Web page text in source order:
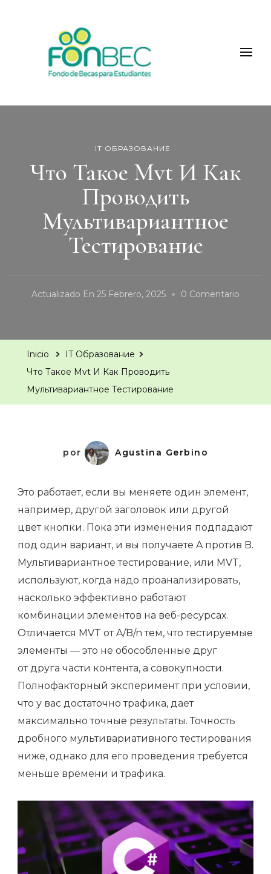
Fonbec
IT ОБРАЗОВАНИЕ
Что Такое Mvt И Как
Проводить
Мультивариантное
Тестирование
Actualizado En 25 Febrero, 2025 0 Comentario
Inicio
IT Образование
Что Такое Mvt И Как Проводить
Мультивариантное Тестирование
por Agustina Gerbino
Это работает, если вы меняете один элемент,
например, другой заголовок или другой
цвет кнопки. Пока эти изменения подпадают
под один вариант, и вы получаете A против B.
Мультивариантное тестирование, или MVT,
используют, когда надо проанализировать,
насколько эффективно работают
комбинации элементов на веб-ресурсах.
Отличается MVT от A/B/n тем, что тестируемые
элементы — это не обособленные друг
от друга части контента, а совокупности.
Полнофакторный эксперимент при условии,
что у вас достаточно трафика, дает
максимально точные результаты. Точность
дробного мультивариативного тестирования
ниже, однако для его проведения требуется
меньше времени и трафика.